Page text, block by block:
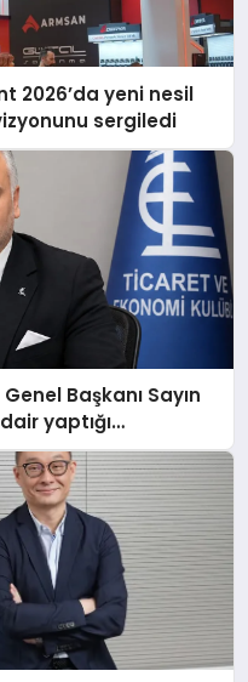
2026’da yeni nesil
sergiledi
Başkanı Sayın
yaptığı